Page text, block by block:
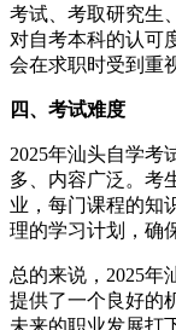
考试、考取研究生
对自考本科的认可
会在求职时受到重
四、考试难度
2025年汕头自学考
多、内容广泛。考
业，每门课程的知
理的学习计划，确
总的来说，2025年
提供了一个良好的
未来的职业发展打